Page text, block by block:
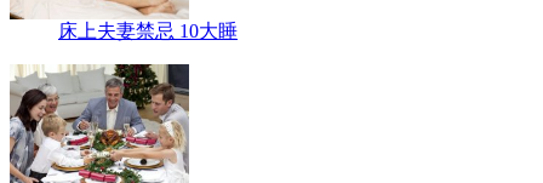
床上夫妻禁忌 10大睡